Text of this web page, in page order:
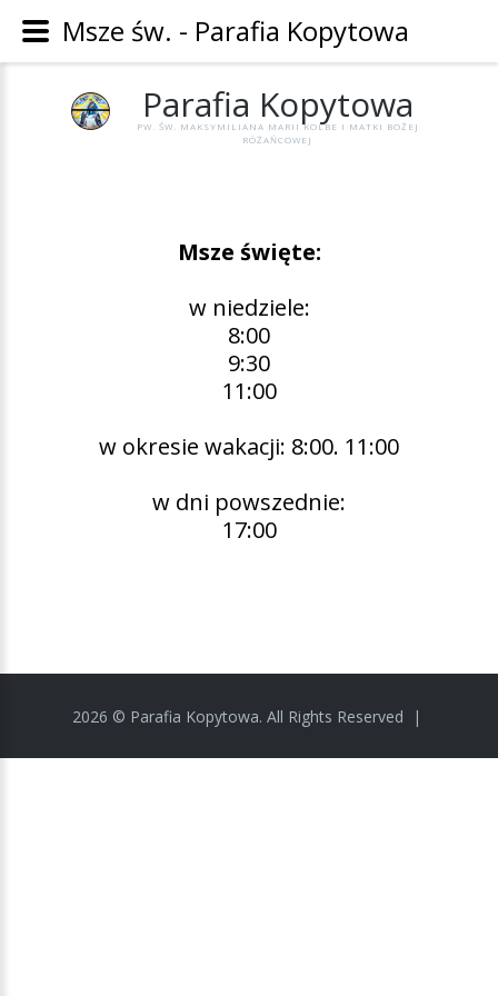
Parafia Kopytowa
PW. ŚW. MAKSYMILIANA MARII KOLBE I MATKI BOŻEJ
RÓŻAŃCOWEJ
Msze święte:
w niedziele:
8:00
9:30
11:00
w okresie wakacji: 8:00. 11:00
w dni powszednie:
17:00
2026 © Parafia Kopytowa. All Rights Reserved |
Msze św. - Parafia Kopytowa